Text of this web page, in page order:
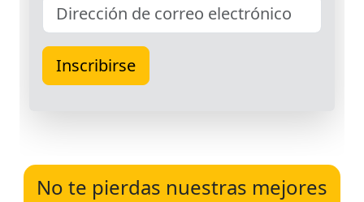
No te pierdas nuestras mejores